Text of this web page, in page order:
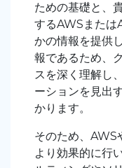
ための基礎と、
するAWSまたは
かの情報を提供
報であるため、
スを深く理解し
ーションを見出
かります。
そのため、AWS
より効果的に行